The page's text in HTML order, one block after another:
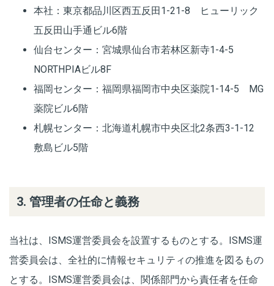
本社：東京都品川区西五反田1-21-8 ヒューリック
五反田山手通ビル6階
仙台センター：宮城県仙台市若林区新寺1-4-5
NORTHPIAビル8F
福岡センター：福岡県福岡市中央区薬院1-14-5 MG
薬院ビル6階
札幌センター：北海道札幌市中央区北2条西3-1-12
敷島ビル5階
3. 管理者の任命と義務
当社は、ISMS運営委員会を設置するものとする。ISMS運
営委員会は、全社的に情報セキュリティの推進を図るもの
とする。ISMS運営委員会は、関係部門から責任者を任命